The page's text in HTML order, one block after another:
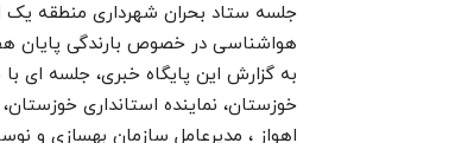
جلسه ستاد بحران شهرداری منطقه یک
هواشناسی در خصوص بارندگی پایان
به گزارش این پایگاه خبری، جلسه ای
خوزستان، نماینده استانداری
اهواز ، مدیرعامل سازمان بهسازی و